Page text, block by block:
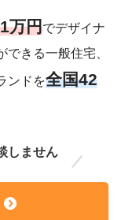
万円でデザイナ
きる一般住宅、
ンドを全国42
しません